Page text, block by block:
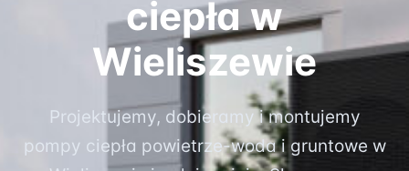
ciepła w
Wieliszewie
Projektujemy, dobieramy i montujemy
pompy ciepła powietrze-woda i gruntowe w